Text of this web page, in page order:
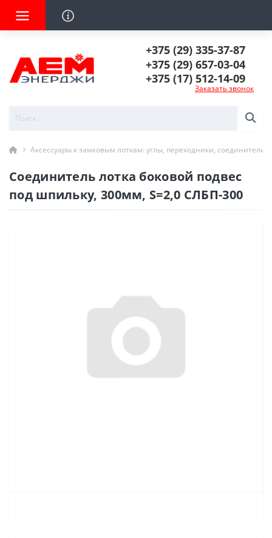
+375 (29) 335-37-87
+375 (29) 657-03-04
+375 (17) 512-14-09
Заказать звонок
Аксессуары к замковым лоткам: углы, переходники, соединители
Соединитель лотка боковой подвес
под шпильку, 300мм, S=2,0 СЛБП-300